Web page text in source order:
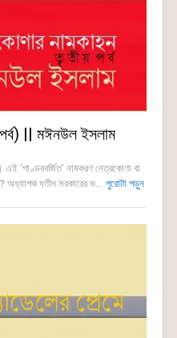
|| মঈনউল ইসলাম
এই ‘পাণ্ডববর্জিত’ নামকরণ নেত্রকোণা বা
অধ্যাপক যতীন সরকারের ভ... পুরোটা পড়ুন